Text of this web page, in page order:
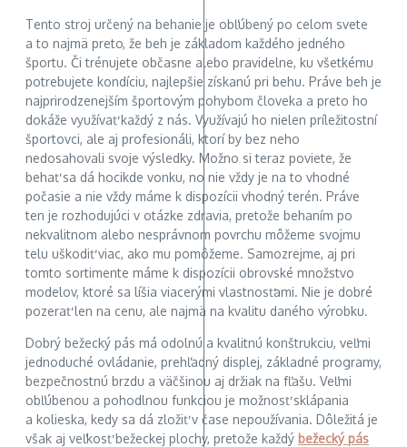
Tento stroj určený na behanie je obľúbený po celom svete
a to najmä preto, že beh je základom každého jedného
športu. Či trénujete občasne alebo pravidelne, ku všetkému
potrebujete kondíciu, najlepšie získanú pri behu. Práve beh je
najprirodzenejším športovým pohybom človeka a preto ho
dokáže využívať každý z nás. Využívajú ho nielen príležitostní
športovci, ale aj profesionáli, ktorí by bez neho
nedosahovali svoje výsledky. Možno si teraz poviete, že
behať sa dá hocikde vonku, no nie vždy je na to vhodné
počasie a nie vždy máme k dispozícii vhodný terén. Práve
ten je rozhodujúci v otázke zdravia, pretože behaním po
nekvalitnom alebo nesprávnom povrchu môžeme svojmu
telu uškodiť viac, ako mu pomôžeme. Samozrejme, aj pri
tomto sortimente máme k dispozícii obrovské množstvo
modelov, ktoré sa líšia viacerými vlastnosťami. Nie je dobré
pozerať len na cenu, ale najmä na kvalitu daného výrobku.
Dobrý bežecký pás má odolnú a kvalitnú konštrukciu, veľmi
jednoduché ovládanie, prehľadný displej, základné programy,
bezpečnostnú brzdu a väčšinou aj držiak na fľašu. Veľmi
obľúbenou a pohodlnou funkciou je možnosť sklápania
a kolieska, kedy sa dá zložiť v čase nepoužívania. Dôležitá je
však aj veľkosť bežeckej plochy, pretože každý bežecký pás